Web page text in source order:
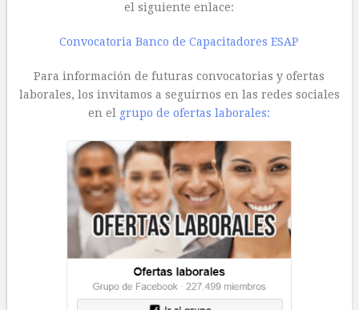
el siguiente enlace:
Convocatoria Banco de Capacitadores ESAP
Para información de futuras convocatorias y ofertas
laborales, los invitamos a seguirnos en las redes sociales
en el grupo de ofertas laborales: